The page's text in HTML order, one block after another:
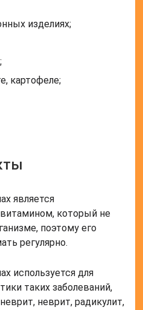
изделиях;
картофеле;
является
который не
поэтому его
регулярно.
используется для
таких заболеваний,
неврит, радикулит,